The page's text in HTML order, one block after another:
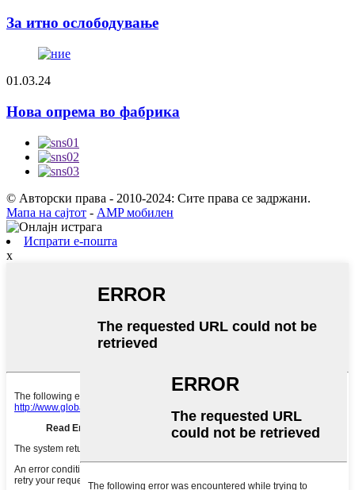
За итно ослободување
01.03.24
Нова опрема во фабрика
© Авторски права - 2010-2024: Сите права се задржани.
Мапа на сајтот - AMP мобилен
Испрати е-пошта
x